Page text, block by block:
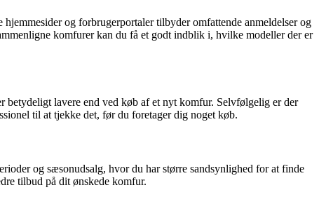
og forbrugerportaler tilbyder omfattende anmeldelser og
komfurer kan du få et godt indblik i, hvilke modeller der er
lavere end ved køb af et nyt komfur. Selvfølgelig er der
til at tjekke det, før du foretager dig noget køb.
og sæsonudsalg, hvor du har større sandsynlighed for at finde
tilbud på dit ønskede komfur.